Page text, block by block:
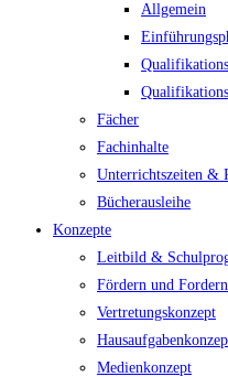
Allgemein
Fächer
Fachinhalte
Unterrichtszeiten &
Bücherausleihe
Konzepte
Leitbild &
Fördern und Fordern
Vertretungskonzept
Medienkonzept